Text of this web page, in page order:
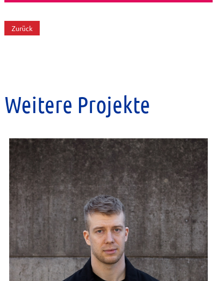
Zurück
Weitere Projekte